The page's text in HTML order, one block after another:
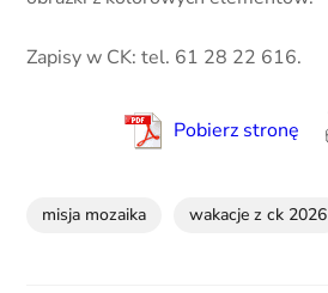
Zapisy w CK: tel. 61 28 22 616.
Pobierz stronę
misja mozaika wakacje z ck 2026